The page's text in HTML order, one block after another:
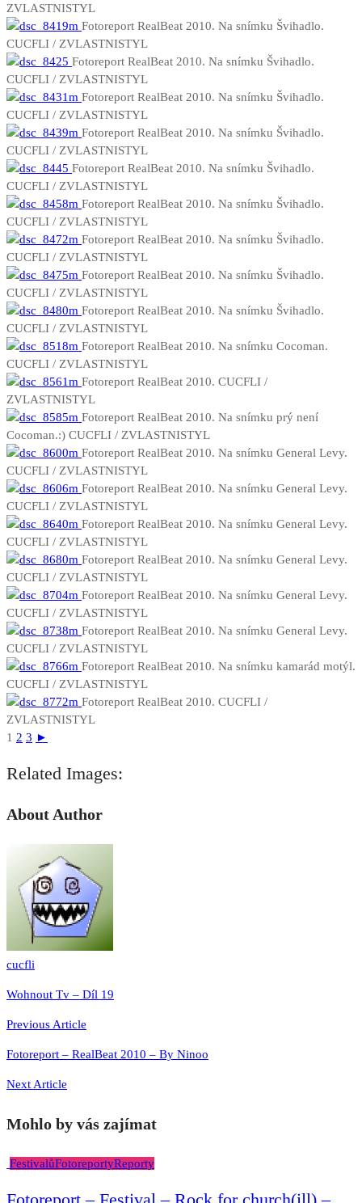
ZVLASTNISTYL
Fotoreport RealBeat 2010. Na snímku Švihadlo.
CUCFLI / ZVLASTNISTYL
Fotoreport RealBeat 2010. Na snímku Švihadlo.
CUCFLI / ZVLASTNISTYL
Fotoreport RealBeat 2010. Na snímku Švihadlo.
CUCFLI / ZVLASTNISTYL
Fotoreport RealBeat 2010. Na snímku Švihadlo.
CUCFLI / ZVLASTNISTYL
Fotoreport RealBeat 2010. Na snímku Švihadlo.
CUCFLI / ZVLASTNISTYL
Fotoreport RealBeat 2010. Na snímku Švihadlo.
CUCFLI / ZVLASTNISTYL
Fotoreport RealBeat 2010. Na snímku Švihadlo.
CUCFLI / ZVLASTNISTYL
Fotoreport RealBeat 2010. Na snímku Švihadlo.
CUCFLI / ZVLASTNISTYL
Fotoreport RealBeat 2010. Na snímku Švihadlo.
CUCFLI / ZVLASTNISTYL
Fotoreport RealBeat 2010. Na snímku Cocoman.
CUCFLI / ZVLASTNISTYL
Fotoreport RealBeat 2010. CUCFLI /
ZVLASTNISTYL
Fotoreport RealBeat 2010. Na snímku prý není
Cocoman.:) CUCFLI / ZVLASTNISTYL
Fotoreport RealBeat 2010. Na snímku General Levy.
CUCFLI / ZVLASTNISTYL
Fotoreport RealBeat 2010. Na snímku General Levy.
CUCFLI / ZVLASTNISTYL
Fotoreport RealBeat 2010. Na snímku General Levy.
CUCFLI / ZVLASTNISTYL
Fotoreport RealBeat 2010. Na snímku General Levy.
CUCFLI / ZVLASTNISTYL
Fotoreport RealBeat 2010. Na snímku General Levy.
CUCFLI / ZVLASTNISTYL
Fotoreport RealBeat 2010. Na snímku General Levy.
CUCFLI / ZVLASTNISTYL
Fotoreport RealBeat 2010. Na snímku kamarád motýl.
CUCFLI / ZVLASTNISTYL
Fotoreport RealBeat 2010. CUCFLI /
ZVLASTNISTYL
1 2 3 ►
Related Images:
About Author
cucfli
Navigace
pro
Wohnout Tv – Díl 19
Previous Article
Fotoreport – RealBeat 2010 – By Ninoo
Next Article
Mohlo by vás zajímat
FestivalůFotoreportyReporty